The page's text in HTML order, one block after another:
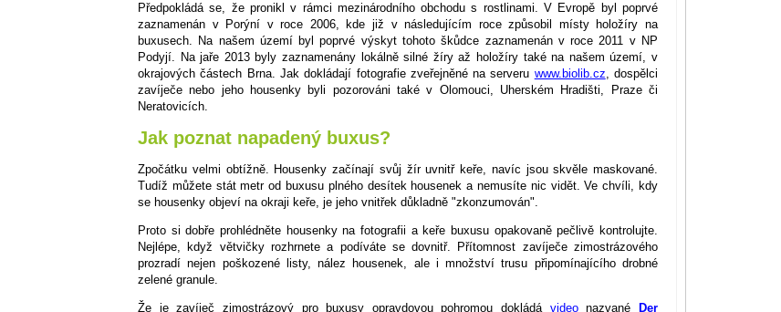
Předpokládá se, že pronikl v rámci mezinárodního obchodu s rostlinami. V Evropě byl poprvé
zaznamenán v Porýní v roce 2006, kde již v následujícím roce způsobil místy holožíry na
buxusech. Na našem území byl poprvé výskyt tohoto škůdce zaznamenán v roce 2011 v NP
Podyjí. Na jaře 2013 byly zaznamenány lokálně silné žíry až holožíry také na našem území, v
okrajových částech Brna. Jak dokládají fotografie zveřejněné na serveru www.biolib.cz, dospělci
zavíječe nebo jeho housenky byli pozorováni také v Olomouci, Uherském Hradišti, Praze či
Neratovicích.
Jak poznat napadený buxus?
Zpočátku velmi obtížně. Housenky začínají svůj žír uvnitř keře, navíc jsou skvěle maskované.
Tudíž můžete stát metr od buxusu plného desítek housenek a nemusíte nic vidět. Ve chvíli, kdy
se housenky objeví na okraji keře, je jeho vnitřek důkladně "zkonzumován".
Proto si dobře prohlédněte housenky na fotografii a keře buxusu opakovaně pečlivě kontrolujte.
Nejlépe, když větvičky rozhrnete a podíváte se dovnitř. Přítomnost zavíječe zimostrázového
prozradí nejen poškozené listy, nález housenek, ale i množství trusu připomínajícího drobné
zelené granule.
Že je zavíječ zimostrázový pro buxusy opravdovou pohromou dokládá videonazvanéDer